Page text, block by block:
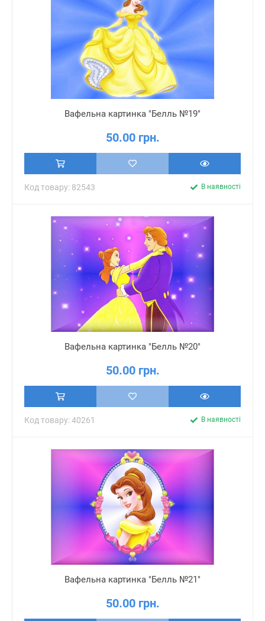
Вафельна картинка "Белль №19"
50.00 грн.
Код товару: 82543 В наявності
Вафельна картинка "Белль №20"
50.00 грн.
Код товару: 40261 В наявності
Вафельна картинка "Белль №21"
50.00 грн.